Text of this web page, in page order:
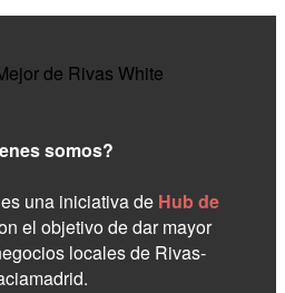
somos?
una iniciativa de Hub de
el objetivo de dar mayor
locales de Rivas-